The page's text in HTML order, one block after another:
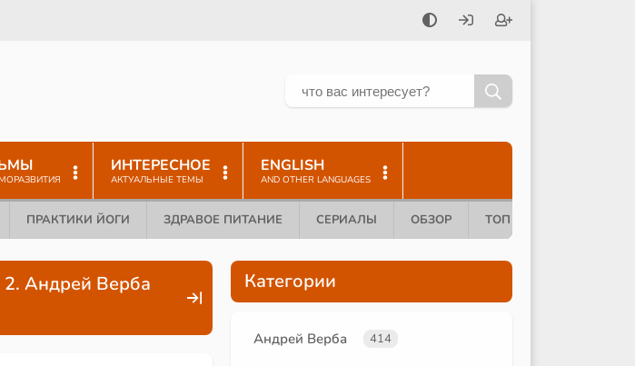
ИНТЕРЕСНОЕ
АКТУАЛЬНЫЕ ТЕМЫ
ENGLISH
AND OTHER LANGUAGES
ПРАКТИКИ ЙОГИ ЗДРАВОЕ ПИТАНИЕ СЕРИАЛЫ ОБЗОР ТОП 10
2. Андрей Верба Категории
Андрей Верба 414